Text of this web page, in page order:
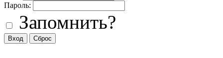
Пароль:
Запомнить?